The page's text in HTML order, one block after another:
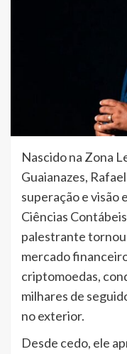
Nascido na Zona
Guaianazes,
superação e visão
Ciências
palestrante
mercado
criptomoedas,
milhares de
no exterior.
Desde cedo, ele